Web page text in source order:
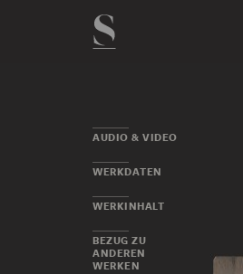
AUDIO & VIDEO
WERKDATEN
WERKINHALT
BEZUG ZU
ANDEREN
WERKEN